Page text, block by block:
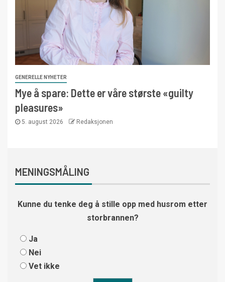
GENERELLE NYHETER
Mye å spare: Dette er våre største «guilty
pleasures»
5. august 2026 Redaksjonen
MENINGSMÅLING
Kunne du tenke deg å stille opp med husrom etter
storbrannen?
Ja
Nei
Vet ikke